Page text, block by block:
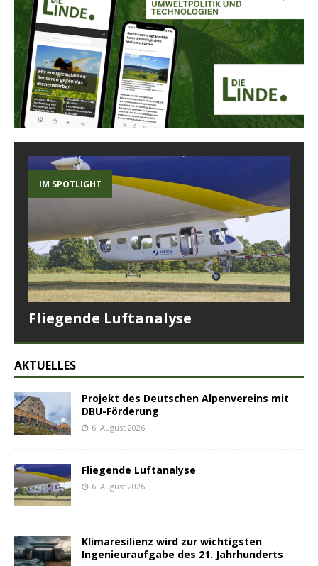
IM SPOTLIGHT
Fliegende Luftanalyse
AKTUELLES
Projekt des Deutschen Alpenvereins mit
DBU-Förderung
6. August 2026
Fliegende Luftanalyse
6. August 2026
Klimaresilienz wird zur wichtigsten
Ingenieuraufgabe des 21. Jahrhunderts